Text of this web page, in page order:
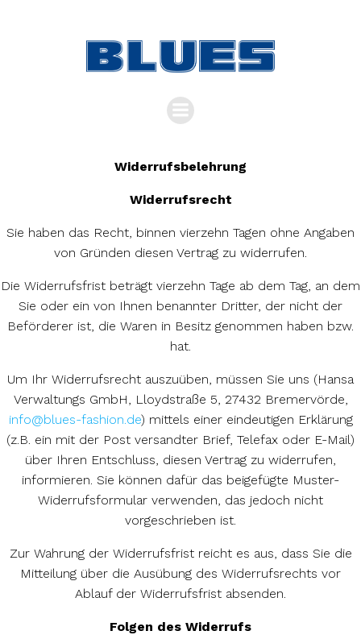
springen
Widerrufsbelehrung
Widerrufsrecht
Sie haben das Recht, binnen vierzehn Tagen ohne Angaben
von Gründen diesen Vertrag zu widerrufen.
Die Widerrufsfrist beträgt vierzehn Tage ab dem Tag, an dem
Sie oder ein von Ihnen benannter Dritter, der nicht der
Beförderer ist, die Waren in Besitz genommen haben bzw.
hat.
Um Ihr Widerrufsrecht auszuüben, müssen Sie uns (Hansa
Verwaltungs GmbH, Lloydstraße 5, 27432 Bremervörde,
info@blues-fashion.de) mittels einer eindeutigen Erklärung
(z.B. ein mit der Post versandter Brief, Telefax oder E-Mail)
über Ihren Entschluss, diesen Vertrag zu widerrufen,
informieren. Sie können dafür das beigefügte Muster-
Widerrufsformular verwenden, das jedoch nicht
vorgeschrieben ist.
Zur Wahrung der Widerrufsfrist reicht es aus, dass Sie die
Mitteilung über die Ausübung des Widerrufsrechts vor
Ablauf der Widerrufsfrist absenden.
Folgen des Widerrufs